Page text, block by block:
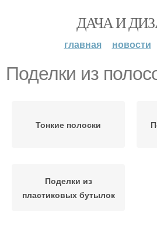
ДАЧА И
главная новости
Поделки из
Тонкие полоски
Поделки из
пластиковых бутылок